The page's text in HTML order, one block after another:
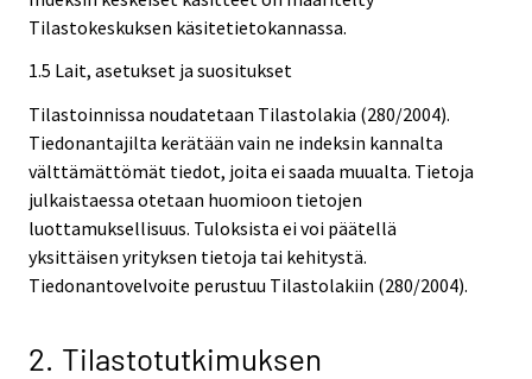
Tilastokeskuksen käsitetietokannassa.
1.5 Lait, asetukset ja suositukset
Tilastoinnissa noudatetaan Tilastolakia (280/2004).
Tiedonantajilta kerätään vain ne indeksin kannalta
välttämättömät tiedot, joita ei saada muualta. Tietoja
julkaistaessa otetaan huomioon tietojen
luottamuksellisuus. Tuloksista ei voi päätellä
yksittäisen yrityksen tietoja tai kehitystä.
Tiedonantovelvoite perustuu Tilastolakiin (280/2004).
2. Tilastotutkimuksen